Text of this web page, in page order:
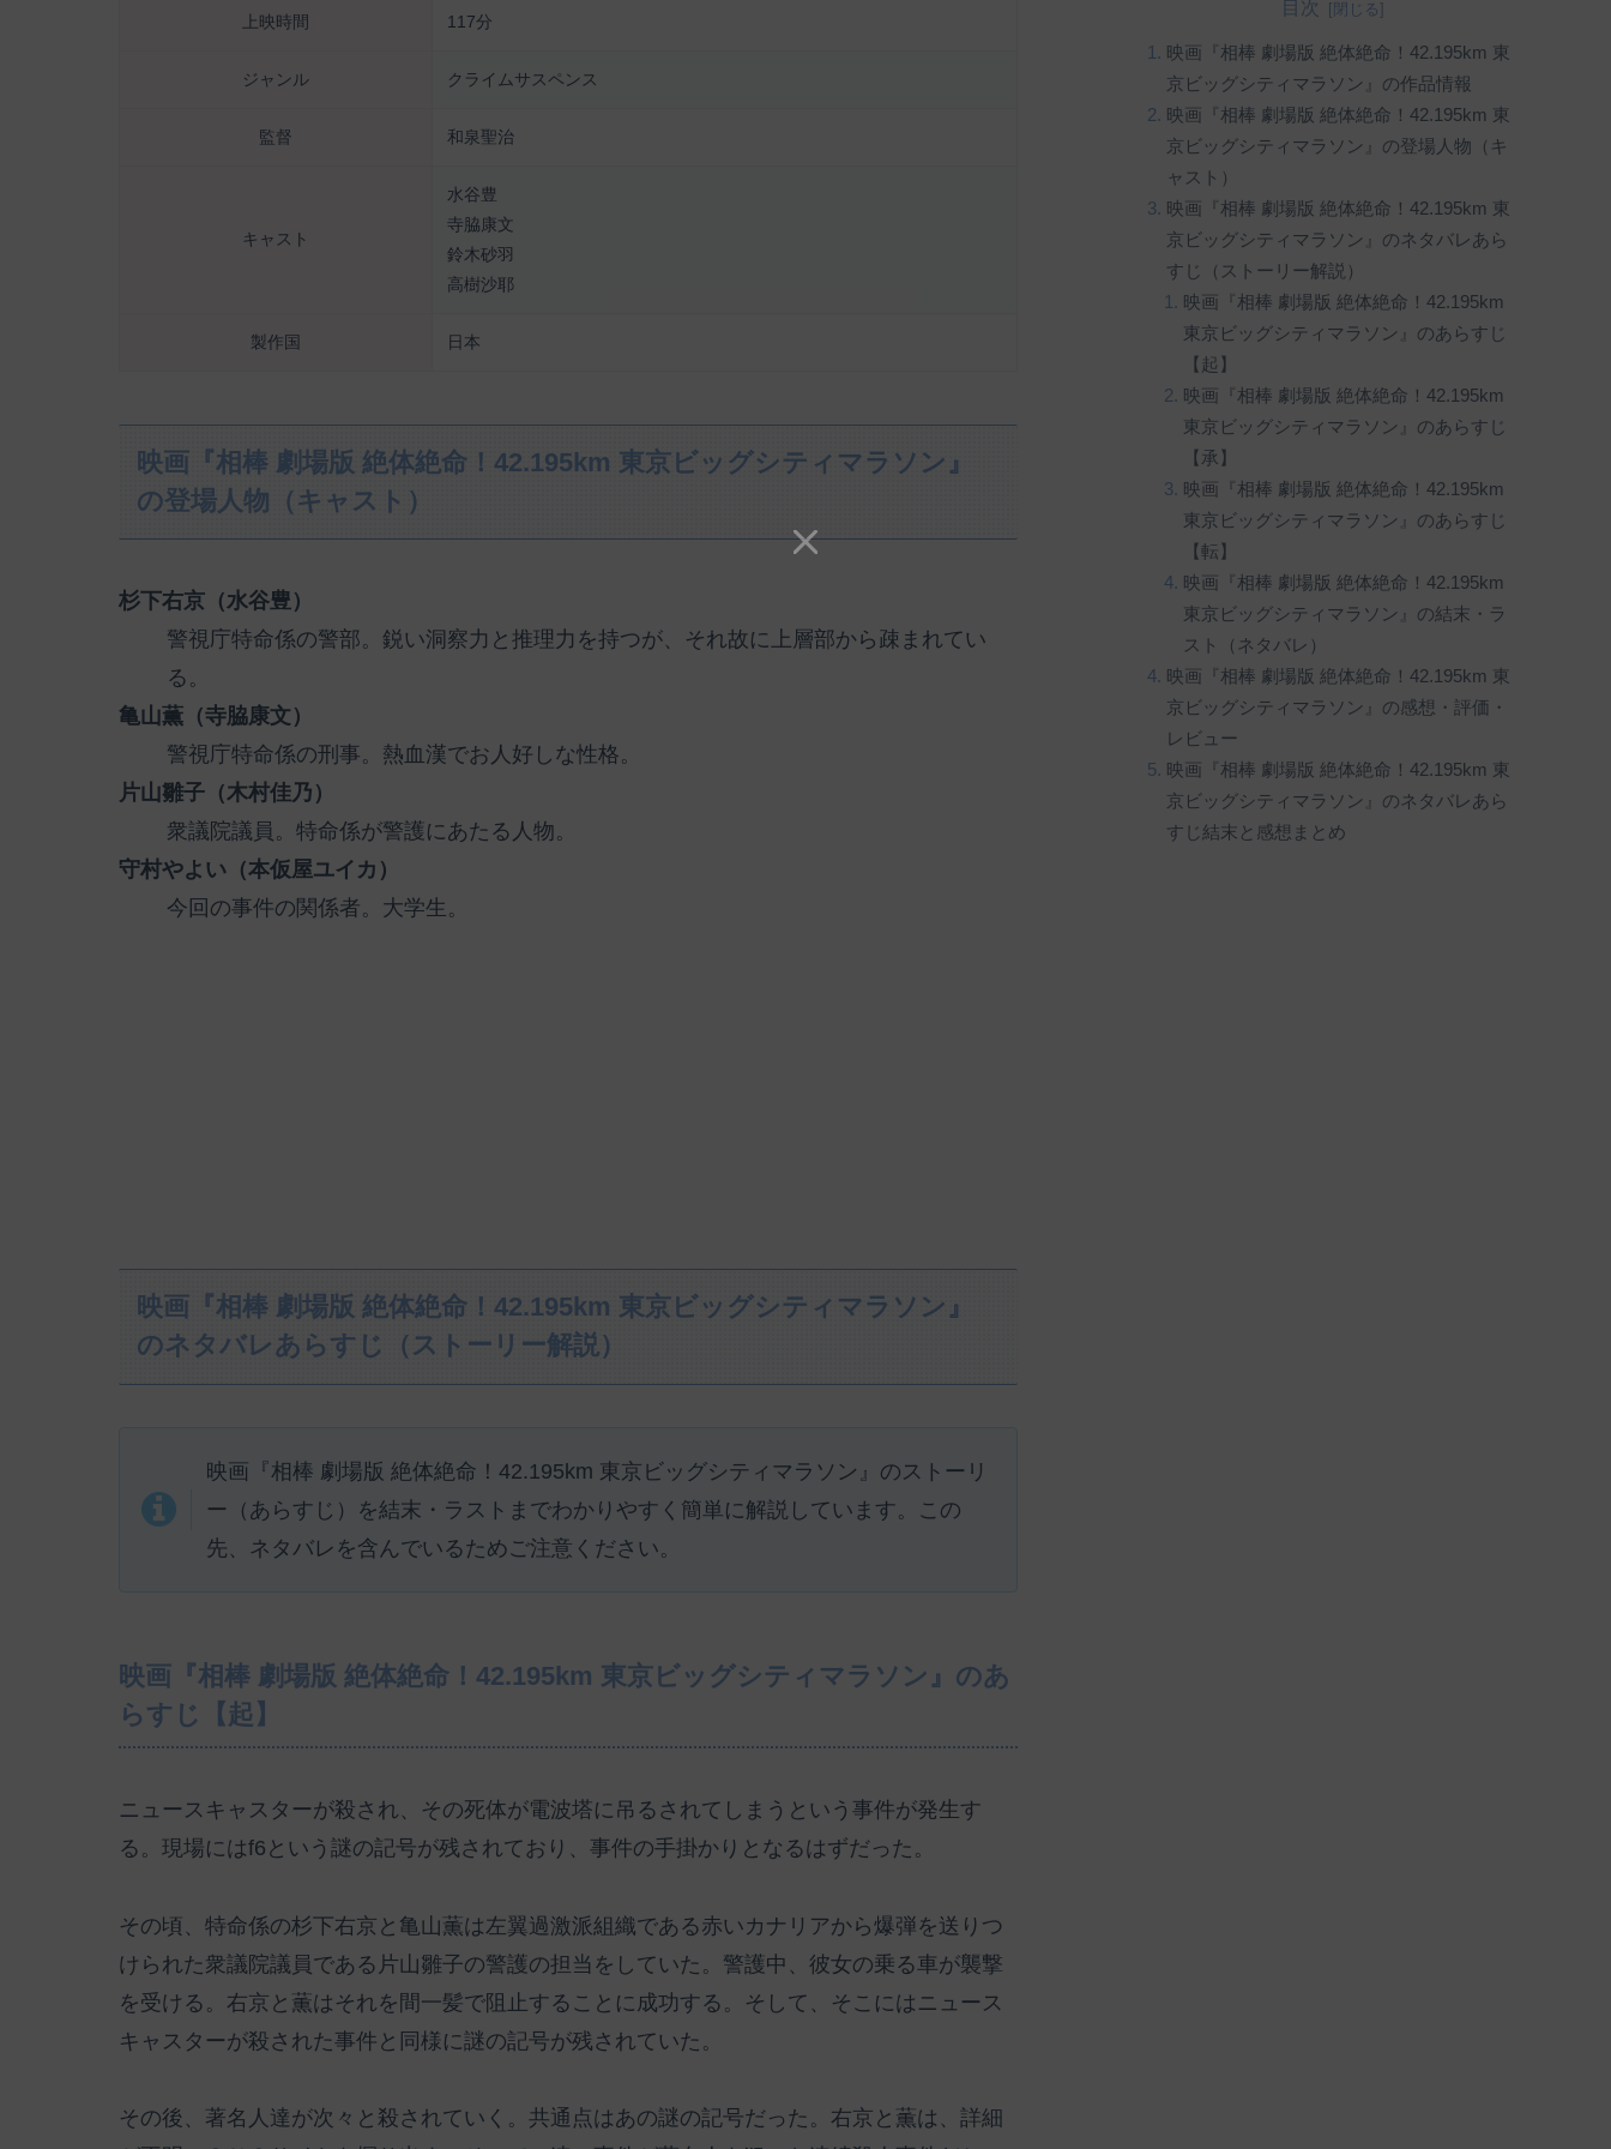
上映時間 117分
ジャンル クライムサスペンス
監督 和泉聖治
キャスト
水谷豊
寺脇康文
鈴木砂羽
高樹沙耶
製作国 日本
映画『相棒 劇場版 絶体絶命！42.195km 東京ビッグシティマラソン』
の登場人物（キャスト）
杉下右京（水谷豊）
警視庁特命係の警部。鋭い洞察力と推理力を持つが、それ故に上層部から疎まれてい
る。
亀山薫（寺脇康文）
警視庁特命係の刑事。熱血漢でお人好しな性格。
片山雛子（木村佳乃）
衆議院議員。特命係が警護にあたる人物。
守村やよい（本仮屋ユイカ）
今回の事件の関係者。大学生。
映画『相棒 劇場版 絶体絶命！42.195km 東京ビッグシティマラソン』
のネタバレあらすじ（ストーリー解説）
映画『相棒 劇場版 絶体絶命！42.195km 東京ビッグシティマラソン』のストーリ
ー（あらすじ）を結末・ラストまでわかりやすく簡単に解説しています。この
先、ネタバレを含んでいるためご注意ください。
映画『相棒 劇場版 絶体絶命！42.195km 東京ビッグシティマラソン』のあ
らすじ【起】
ニュースキャスターが殺され、その死体が電波塔に吊るされてしまうという事件が発生す
る。現場にはf6という謎の記号が残されており、事件の手掛かりとなるはずだった。
その頃、特命係の杉下右京と亀山薫は左翼過激派組織である赤いカナリアから爆弾を送りつ
けられた衆議院議員である片山雛子の警護の担当をしていた。警護中、彼女の乗る車が襲撃
を受ける。右京と薫はそれを間一髪で阻止することに成功する。そして、そこにはニュース
キャスターが殺された事件と同様に謎の記号が残されていた。
その後、著名人達が次々と殺されていく。共通点はあの謎の記号だった。右京と薫は、詳細
目次
映画『相棒 劇場版 絶体絶命！42.195km 東
京ビッグシティマラソン』の作品情報
映画『相棒 劇場版 絶体絶命！42.195km 東
京ビッグシティマラソン』の登場人物（キ
ャスト）
映画『相棒 劇場版 絶体絶命！42.195km 東
京ビッグシティマラソン』のネタバレあら
すじ（ストーリー解説）
映画『相棒 劇場版 絶体絶命！42.195km
東京ビッグシティマラソン』のあらすじ
【起】
映画『相棒 劇場版 絶体絶命！42.195km
東京ビッグシティマラソン』のあらすじ
【承】
映画『相棒 劇場版 絶体絶命！42.195km
東京ビッグシティマラソン』のあらすじ
【転】
映画『相棒 劇場版 絶体絶命！42.195km
東京ビッグシティマラソン』の結末・ラ
スト（ネタバレ）
映画『相棒 劇場版 絶体絶命！42.195km 東
京ビッグシティマラソン』の感想・評価・
レビュー
映画『相棒 劇場版 絶体絶命！42.195km 東
京ビッグシティマラソン』のネタバレあら
すじ結末と感想まとめ